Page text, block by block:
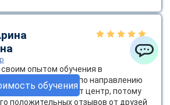
обучения
опытом обучения в
центре «ЭКОДПО» по направлению
Я выбрала этот центр, потому
положительных отзывов от друзей
ChatApp